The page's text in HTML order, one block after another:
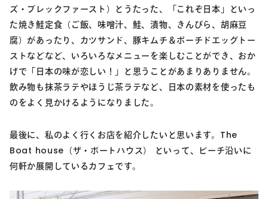
ズ・ブレックファースト）とうたった、「これぞ日本」といっ
た焼き鮭定食（ご飯、味噌汁、鮭、漬物、きんぴら、胡麻豆
腐）があったり、カツサンド、豚キムチ＆ポーチドエッグトー
ストなどなど、いろいろなメニューを楽しむことができ、おか
げで「日本の味が恋しい！」と思うことがあまりありません。
飲み物も抹茶ラテやほうじ茶ラテなど、日本の素材を使ったも
のをよく見かけるようになりました。
最後に、私のよく行くお店を紹介したいと思います。The
Boat house（ザ・ボートハウス） といって、ビーチ沿いに
何軒か展開しているカフェです。